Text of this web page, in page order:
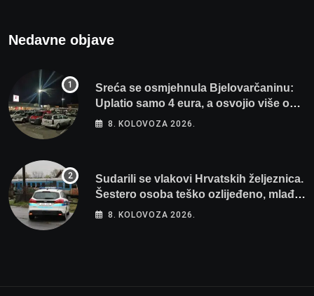
Nedavne objave
Sreća se osmjehnula Bjelovarčaninu:
Uplatio samo 4 eura, a osvojio više od
80 tisuća eura
8. KOLOVOZA 2026.
Sudarili se vlakovi Hrvatskih željeznica.
Šestero osoba teško ozlijeđeno, mlađa
žena na intenzivnoj
8. KOLOVOZA 2026.